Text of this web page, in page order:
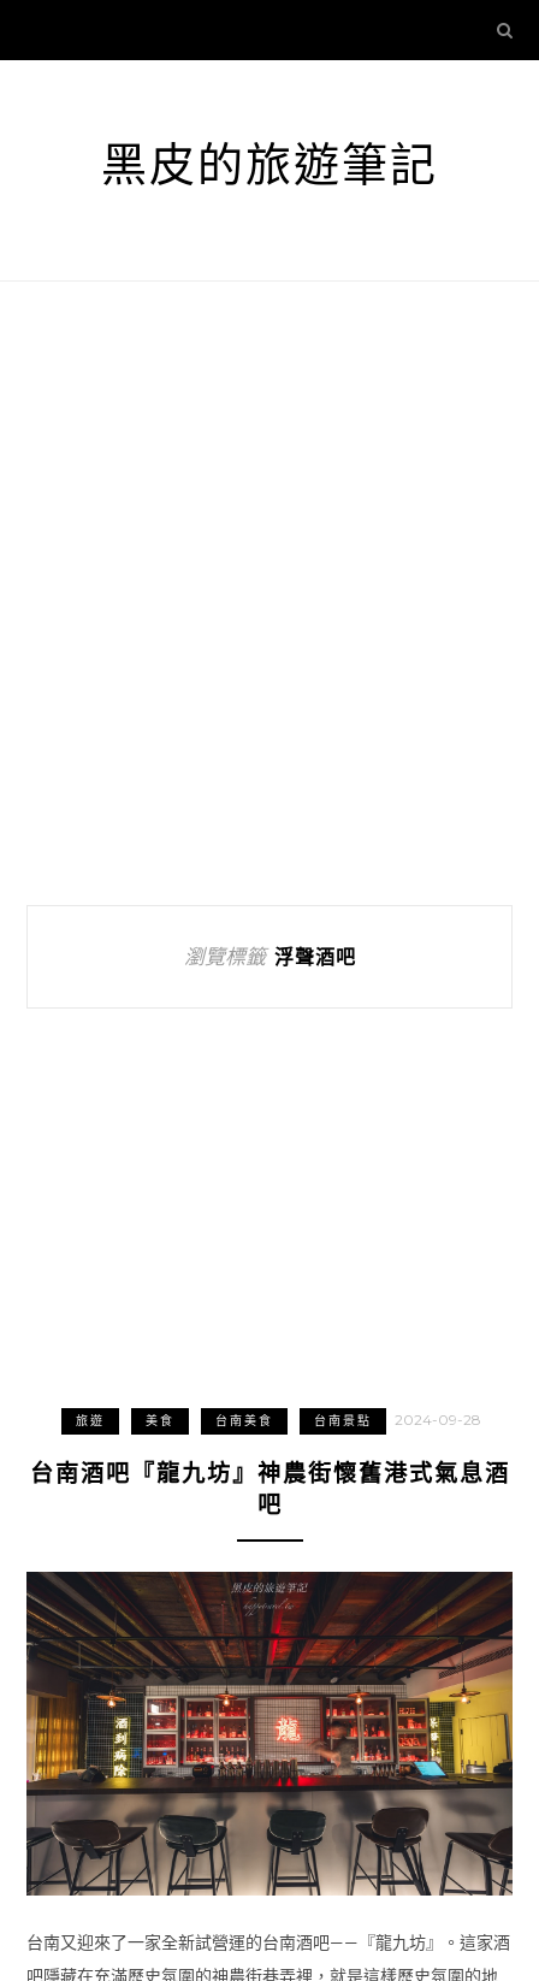
黑皮的旅遊筆記
瀏覽標籤 浮聲酒吧
旅遊 美食 台南美食 台南景點 2024-09-28
台南酒吧『龍九坊』神農街懷舊港式氣息酒
吧
台南又迎來了一家全新試營運的台南酒吧——『龍九坊』。這家酒
吧隱藏在充滿歷史氛圍的神農街巷弄裡，就是這樣歷史氛圍的地